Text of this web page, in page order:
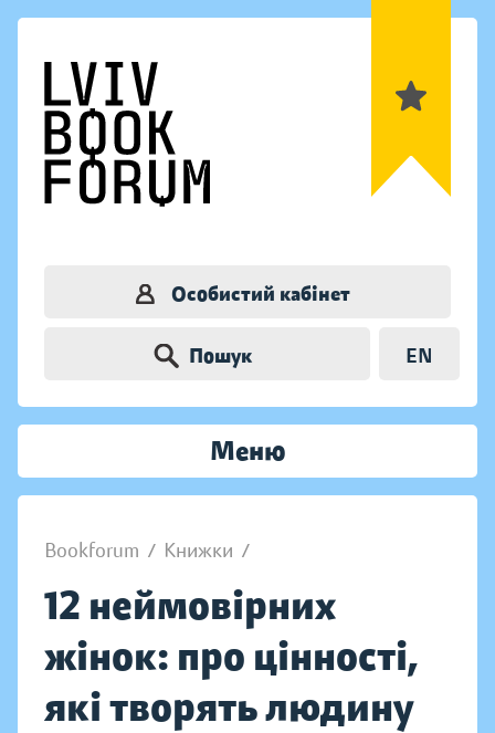
Особистий кабінет
Пошук EN
Меню
Bookforum / Книжки /
12 неймовірних
жінок: про цінності,
які творять людину